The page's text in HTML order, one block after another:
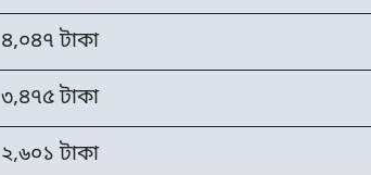
৪,০৪৭ টাকা
৩,৪৭৫ টাকা
২,৬০১ টাকা